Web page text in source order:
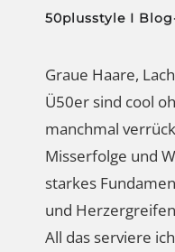
50plusstyle I
Graue Haare,
Ü50er sind cool
manchmal
Misserfolge und
starkes
und
All das serviere